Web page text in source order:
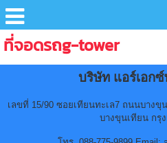
ที่จอดรถg-tower
บริษัท แอร์เอก
เลขที่ 15/90 ซอยเทียนทะเล7 ถนนบาง
บางขุนเทียน กรุง